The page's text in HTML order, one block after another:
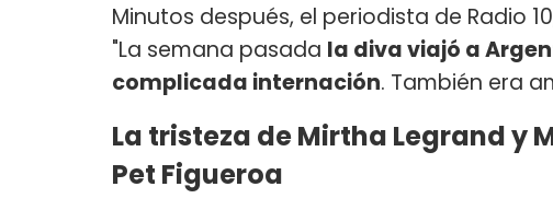
Minutos después, el periodista de Radio
"La semana pasada la diva viajó a
complicada internación. También era
La tristeza de Mirtha Legrand y
Pet Figueroa